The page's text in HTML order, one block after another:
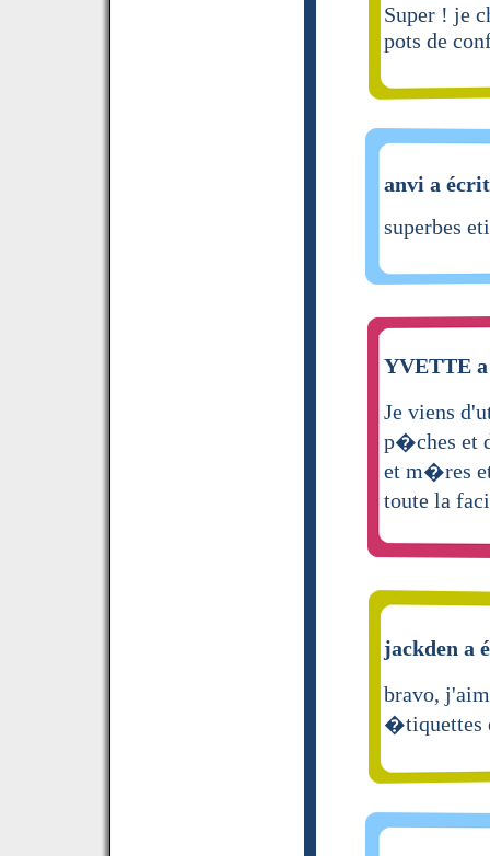
Super ! je
pots de
anvi a
superbes
YVETTE
Je viens
p�ches et
et m�res
toute la
jackden a
bravo,
�tiquettes